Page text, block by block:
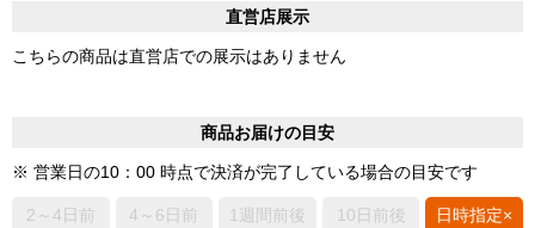
直営店展示
こちらの商品は直営店での展示はありません
商品お届けの目安
※ 営業日の10：00 時点で決済が完了している場合の目安です
2～4日前
4～6日前
1週間前後 10日前後 日時指定×